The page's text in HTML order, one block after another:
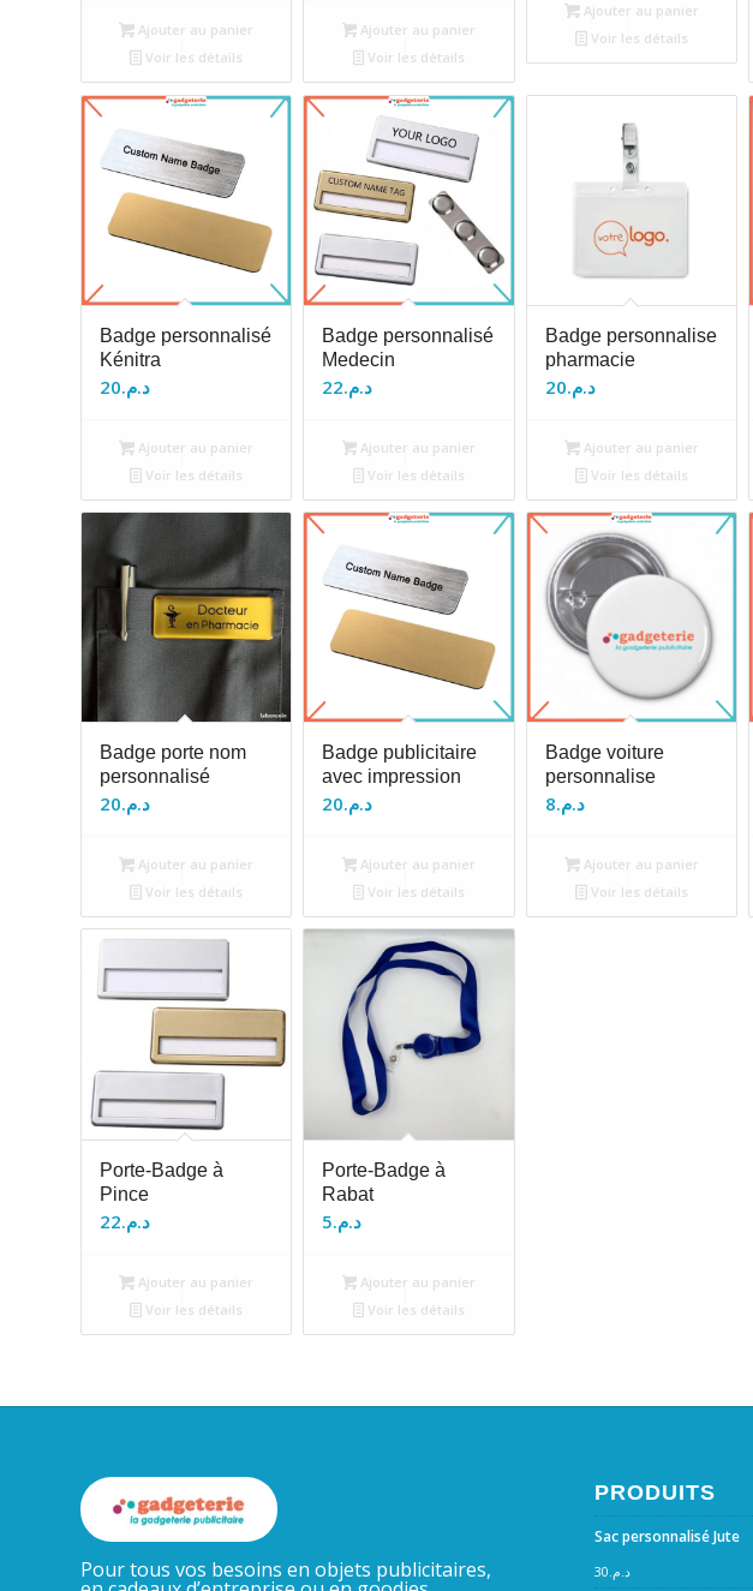
Ajouter au panier
Voir les détails
Ajouter au panier
Voir les détails
Ajouter au panier
Voir les détails
Badge personnalisé
Kénitra
د.م.20
Ajouter au panier
Voir les détails
Badge personnalisé
Medecin
د.م.22
Ajouter au panier
Voir les détails
Badge personnalise
pharmacie
د.م.20
Ajouter au panier
Voir les détails
Badge porte nom
personnalisé
د.م.20
Ajouter au panier
Voir les détails
Badge publicitaire
avec impression
د.م.20
Ajouter au panier
Voir les détails
Badge voiture
personnalise
د.م.8
Ajouter au panier
Voir les détails
Porte-Badge à
Pince
د.م.22
Ajouter au panier
Voir les détails
Porte-Badge à
Rabat
د.م.5
Ajouter au panier
Voir les détails
Pour tous vos besoins en objets publicitaires,
PRODUITS
Sac personnalisé Jute
د.م. 30